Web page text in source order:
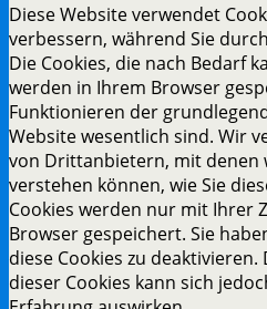
Diese Website verwendet
verbessern, während Sie
Die Cookies, die nach Bedarf
werden in Ihrem Browser
Funktionieren der
Website wesentlich sind. Wir
von Drittanbietern, mit denen
verstehen können, wie Sie
Cookies werden nur mit Ihrer
Browser gespeichert. Sie
diese Cookies zu
dieser Cookies kann sich